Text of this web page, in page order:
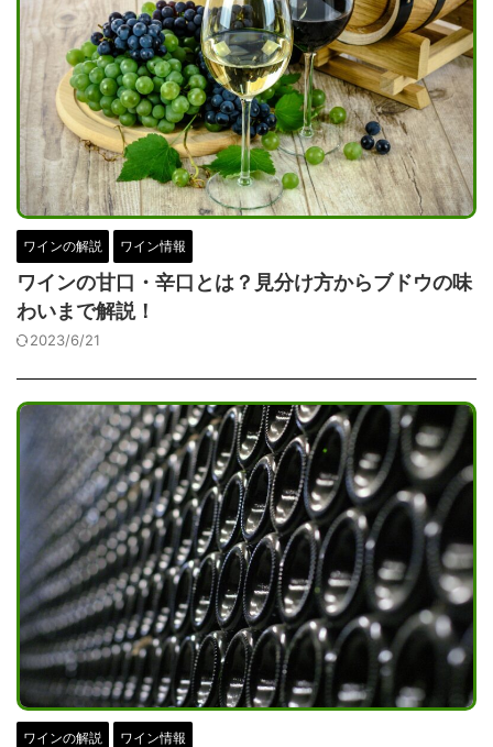
ワインの解説 ワイン情報
ワインの甘口・辛口とは？見分け方からブドウの味
わいまで解説！
2023/6/21
ワインの解説 ワイン情報